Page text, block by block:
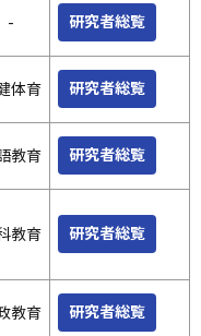
- 研究者総覧
体育 研究者総覧
教育 研究者総覧
教育 研究者総覧
教育 研究者総覧